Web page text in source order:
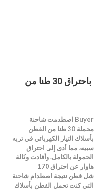
تربه سبيه.. ماس كهربائي يتسبب باحتراق 30 طنا من
Buyer اصطدمت شاحنة
محملة 30 طنا من القطن
بأسلاك التيار الكهربائي في تربه
سبيه، مما أدى إلى احتراق
الحمولة بالكامل. وأفادت وكالة
هاوار عن احتراق 170
شل قطن نتيجة اصطدام شاحنة
التي كنت تحمل القطن بأسلاك